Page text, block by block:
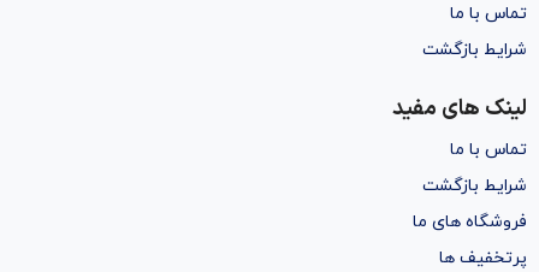
تماس با ما
شرایط بازگشت
لینک های مفید
تماس با ما
شرایط بازگشت
فروشگاه های ما
پرتخفیف ها